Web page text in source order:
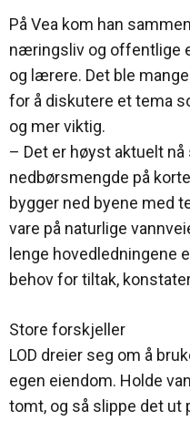
På Vea kom han
næringsliv og offentlige
og lærere. Det ble
for å diskutere et tema
og mer viktig.
– Det er høyst aktuelt
nedbørsmengde på
bygger ned byene med
vare på naturlige
lenge hovedledningene
behov for tiltak,
Store forskjeller
LOD dreier seg om å
egen eiendom. Holde
tomt, og så slippe det ut